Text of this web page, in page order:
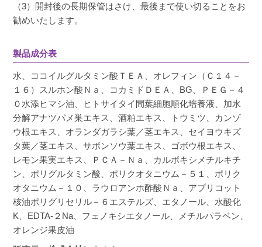
（3）開封後の長期保管はさけ、最後まで使い切ることをお
勧めいたします。
製品成分表
水、ココイルグルタミン酸ＴＥＡ、オレフィン（Ｃ１４－
１６）スルホン酸Ｎａ、コカミドＤＥＡ、BG、ＰＥＧ－４
０水添ヒマシ油、ヒトサイタイ間葉細胞順化培養液、加水
分解アナツバメ巣エキス、酒粕エキス、トウミツ、カンゾ
ウ根エキス、オランダガラシ葉／茎エキス、セイヨウキズ
タ葉／茎エキス、サボンソウ葉エキス、ゴボウ根エキス、
レモン果実エキス、ＰＣＡ－Ｎａ、カルボキシメチルキチ
ン、ポリグルタミン酸、ポリクオタニウム－５１、ポリク
オタニウム－１０、ラウロアンホ酢酸Ｎａ、アプリコット
核油ポリグリセリル－６エステルズ、エタノール、水酸化
K、EDTA-２Na、フェノキシエタノール、メチルパラベン、
オレンジ果皮油